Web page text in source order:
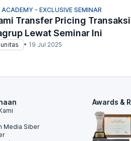
- EXCLUSIVE SEMINAR
Transfer Pricing
Lewat Seminar Ini
• 19 Jul 2025
Media Siber
Awards &